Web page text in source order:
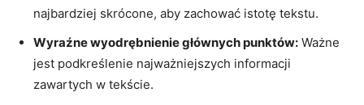
najbardziej skrócone, aby ​zachować istotę tekstu.
Wyraźne wyodrębnienie głównych punktów: Ważne
⁣jest podkreślenie najważniejszych informacji
zawartych w tekście.